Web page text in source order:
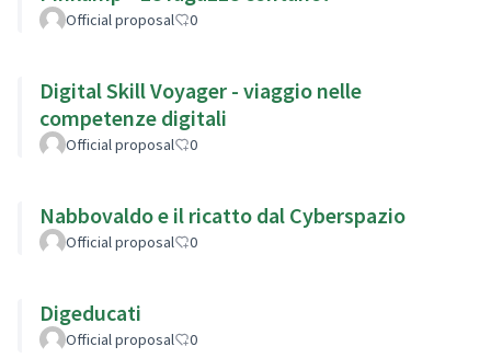
Official proposal 0
Digital Skill Voyager - viaggio nelle
competenze digitali
Official proposal 0
Nabbovaldo e il ricatto dal Cyberspazio
Official proposal 0
Digeducati
Official proposal 0